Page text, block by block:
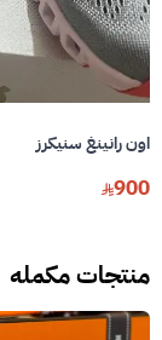
اون رانينغ سنيكرز
900
منتجات مكمله